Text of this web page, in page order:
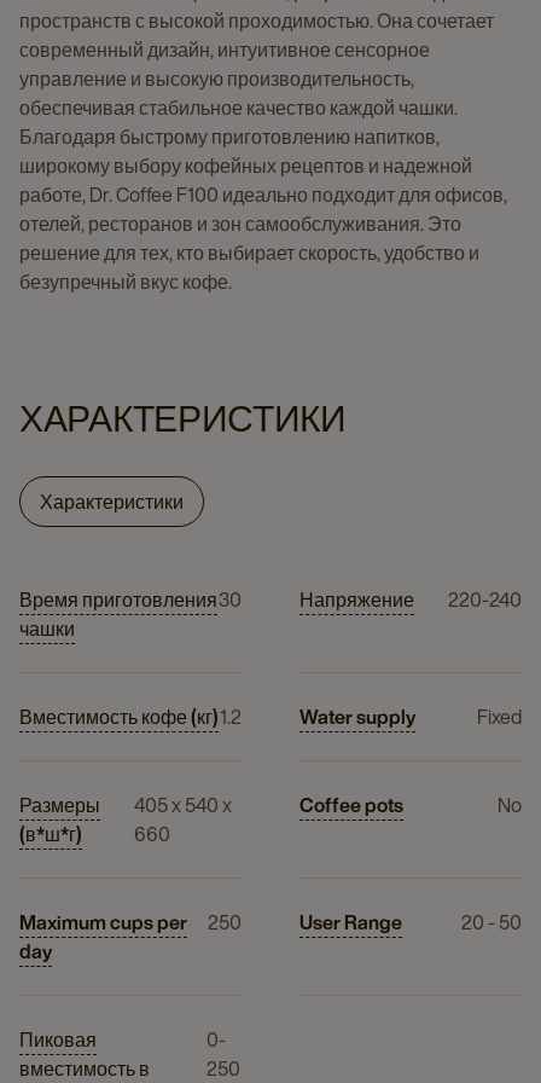
пространств с высокой проходимостью. Она сочетает
современный дизайн, интуитивное сенсорное
управление и высокую производительность,
обеспечивая стабильное качество каждой чашки.
Благодаря быстрому приготовлению напитков,
широкому выбору кофейных рецептов и надежной
работе, Dr. Coffee F100 идеально подходит для офисов,
отелей, ресторанов и зон самообслуживания. Это
решение для тех, кто выбирает скорость, удобство и
безупречный вкус кофе.
ХАРАКТЕРИСТИКИ
Характеристики
Время приготовления
чашки
30 Напряжение 220-240
Вместимость кофе (кг)1.2 Water supply Fixed
Размеры
(в*ш*г)
405 x 540 x
660
Coffee pots No
Maximum cups per
day
250 User Range 20 - 50
Пиковая
вместимость в
0-
250